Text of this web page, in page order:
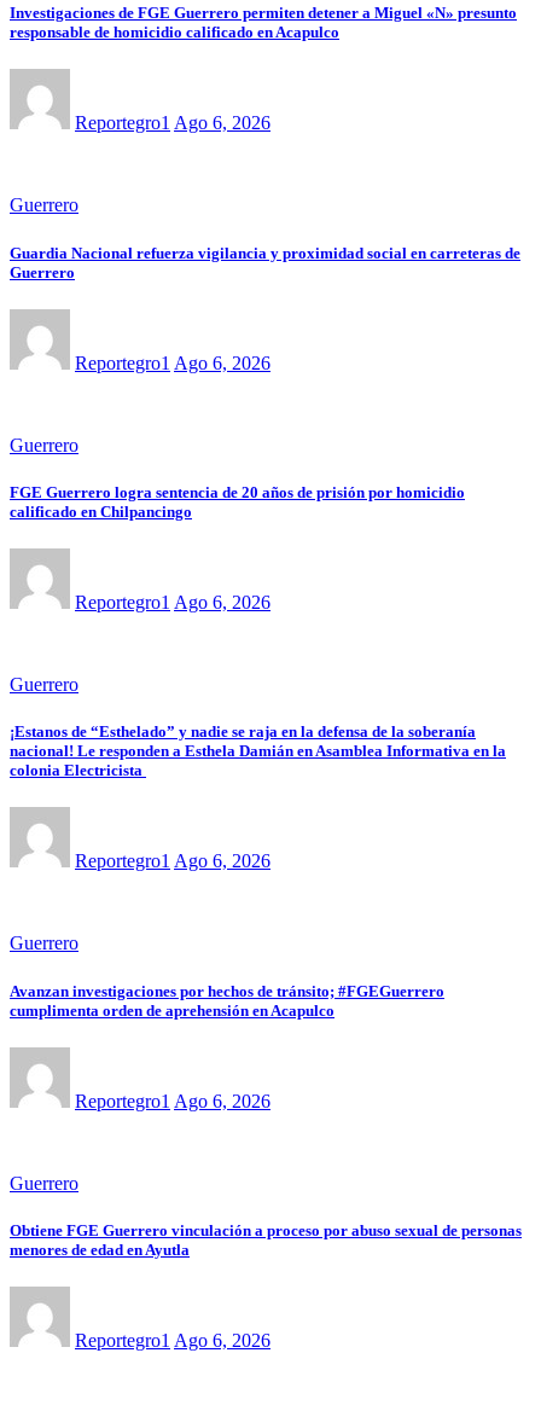
Investigaciones de FGE Guerrero permiten detener a Miguel «N» presunto
responsable de homicidio calificado en Acapulco
Reportegro1 Ago 6, 2026
Guerrero
Guardia Nacional refuerza vigilancia y proximidad social en carreteras de
Guerrero
Reportegro1 Ago 6, 2026
Guerrero
FGE Guerrero logra sentencia de 20 años de prisión por homicidio
calificado en Chilpancingo
Reportegro1 Ago 6, 2026
Guerrero
¡Estanos de “Esthelado” y nadie se raja en la defensa de la soberanía
nacional! Le responden a Esthela Damián en Asamblea Informativa en la
colonia Electricista
Reportegro1 Ago 6, 2026
Guerrero
Avanzan investigaciones por hechos de tránsito; #FGEGuerrero
cumplimenta orden de aprehensión en Acapulco
Reportegro1 Ago 6, 2026
Guerrero
Obtiene FGE Guerrero vinculación a proceso por abuso sexual de personas
menores de edad en Ayutla
Reportegro1 Ago 6, 2026